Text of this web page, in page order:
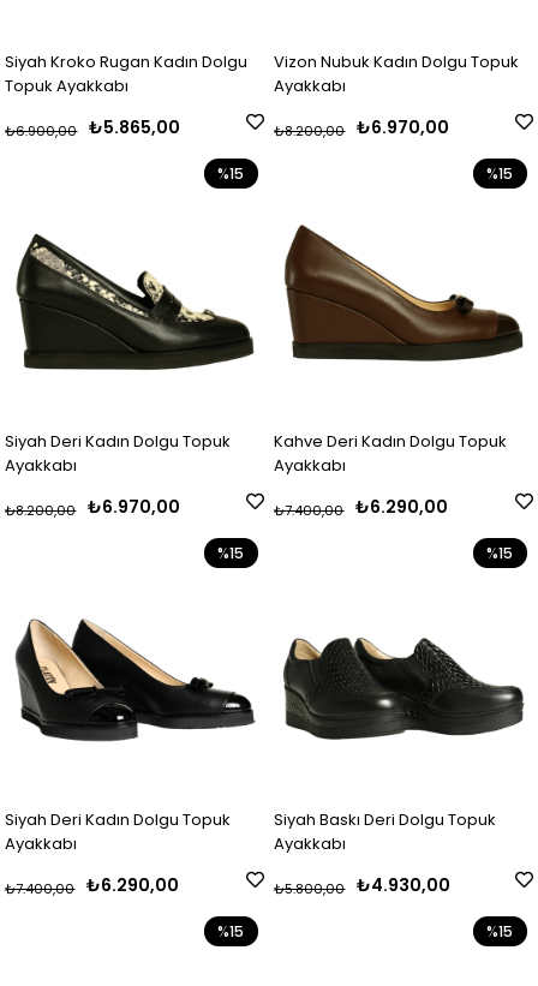
Siyah Kroko Rugan Kadın Dolgu
Topuk Ayakkabı
₺5.865,00
₺6.900,00
Vizon Nubuk Kadın Dolgu Topuk
Ayakkabı
₺6.970,00
₺8.200,00
Siyah Deri Kadın Dolgu Topuk
Ayakkabı
₺6.970,00
₺8.200,00
%15
Kahve Deri Kadın Dolgu Topuk
Ayakkabı
₺6.290,00
₺7.400,00
%15
Siyah Deri Kadın Dolgu Topuk
Ayakkabı
₺6.290,00
₺7.400,00
%15
Siyah Baskı Deri Dolgu Topuk
Ayakkabı
₺4.930,00
₺5.800,00
%15
%15 %15